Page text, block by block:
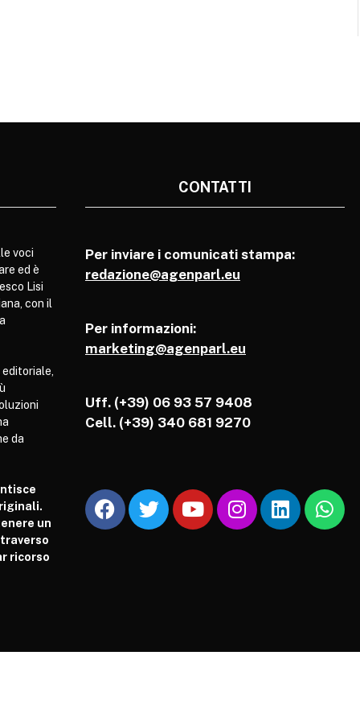
voci
ed è
Lisi
con il
da
un
ricorso
CONTATTI
Per inviare i comunicati stampa:
redazione@agenparl.eu
Per informazioni:
marketing@agenparl.eu
Uff. (+39) 06 93 57 9408
Cell. (+39) 340 681 9270